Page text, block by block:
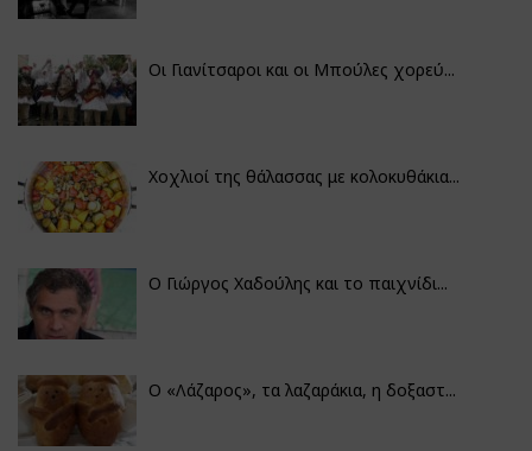
Οι Γιανίτσαροι και οι Μπούλες χορεύ...
Χοχλιοί της θάλασσας με κολοκυθάκια...
Ο Γιώργος Χαδούλης και το παιχνίδι...
Ο «Λάζαρος», τα λαζαράκια, η δοξαστ...